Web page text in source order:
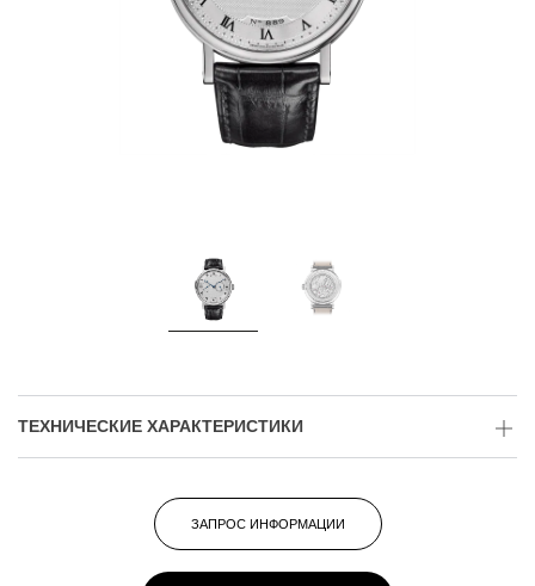
ТЕХНИЧЕСКИЕ ХАРАКТЕРИСТИКИ
ЗАПРОС ИНФОРМАЦИИ